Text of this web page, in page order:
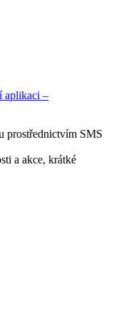
aplikaci –
prostřednictvím SMS
a akce, krátké